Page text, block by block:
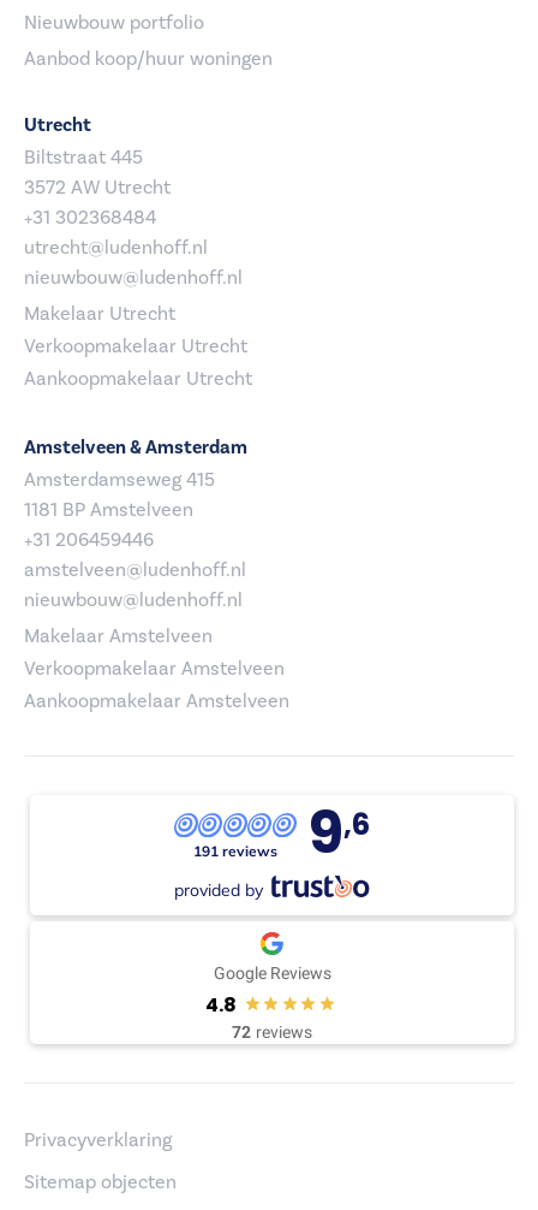
Nieuwbouw portfolio
Aanbod koop/huur woningen
Utrecht
Biltstraat 445
3572 AW Utrecht
+31 302368484
utrecht@ludenhoff.nl
nieuwbouw@ludenhoff.nl
Makelaar Utrecht
Verkoopmakelaar Utrecht
Aankoopmakelaar Utrecht
Amstelveen & Amsterdam
Amsterdamseweg 415
1181 BP Amstelveen
+31 206459446
amstelveen@ludenhoff.nl
nieuwbouw@ludenhoff.nl
Makelaar Amstelveen
Verkoopmakelaar Amstelveen
Aankoopmakelaar Amstelveen
191 reviews 9,6
provided by
Google Reviews
4.8
72 reviews
Privacyverklaring
Sitemap objecten